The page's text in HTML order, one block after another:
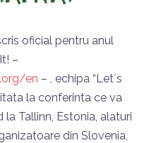
oficial pentru anul
–
en – , echipa “Let`s
la conferinta ce va
Tallinn, Estonia, alaturi
din Slovenia,